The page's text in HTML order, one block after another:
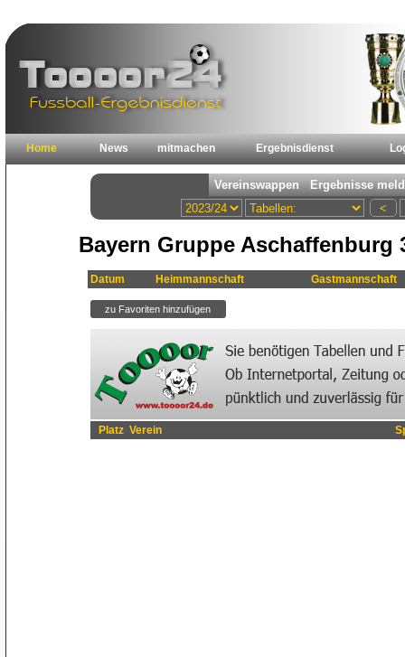
Home News mitmachen Ergebnisdienst
Bayern Gruppe Aschaffenburg
Datum Heimmannschaft Gastmannschaft
Platz Verein